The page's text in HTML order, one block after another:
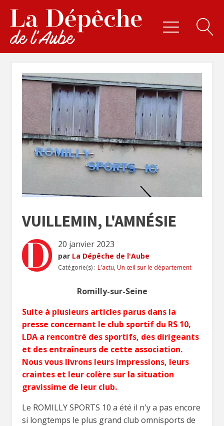
VUILLEMIN, L'AMNÉSIE
20 janvier 2023
par La Dépêche de l'Aube
Catégorie(s) : L'actu, Un œil sur le département
Romilly-sur-Seine
Suite à plusieurs articles parus dans la
presse concernant le club sportif du RS 10,
LDA a rencontré des sportifs, des dirigeants
et des entraîneurs de cette association.
Nous vous livrons leurs impressions, leurs
craintes et leur colère sur la situation
gravissime de leur club.
Le ROMILLY SPORTS 10 a été il n'y a pas encore
si longtemps le plus grand club omnisports de